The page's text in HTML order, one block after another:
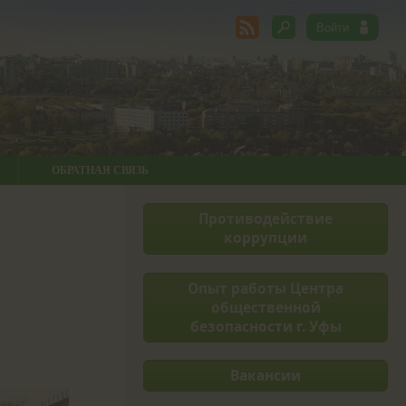
ОБРАТНАЯ СВЯЗЬ
Противодействие
коррупции
Опыт работы Центра
общественной
безопасности г. Уфы
Вакансии